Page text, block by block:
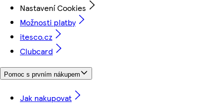
Nastavení Cookies
Možnosti platby
itesco.cz
Clubcard
Pomoc s prvním nákupem
Jak nakupovat